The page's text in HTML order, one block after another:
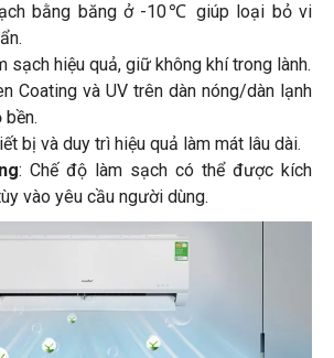
bằng băng ở -10℃ giúp loại bỏ vi
sạch hiệu quả, giữ không khí trong lành.
Coating và UV trên dàn nóng/dàn lạnh
bị và duy trì hiệu quả làm mát lâu dài.
: Chế độ làm sạch có thể được kích
vào yêu cầu người dùng.